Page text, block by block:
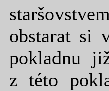
obstarat si
pokladnu
z této